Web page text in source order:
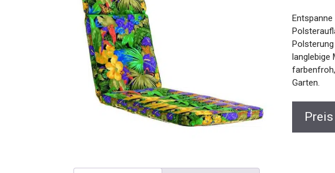
Entspanne
langlebige
Garten.